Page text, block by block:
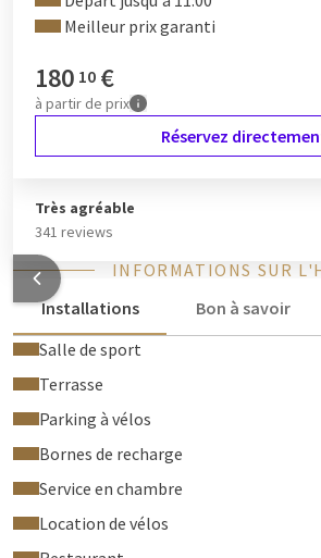
Meilleur prix garanti
180 10 €
à partir de prix
Réservez
Très agréable
341 reviews
INFORMATIONS SUR
Installations
Bon à savoir
Salle de sport
Terrasse
Parking à vélos
Bornes de recharge
Service en chambre
Location de vélos